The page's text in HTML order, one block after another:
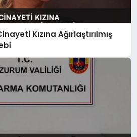
Kızına Ağırlaştırılmış